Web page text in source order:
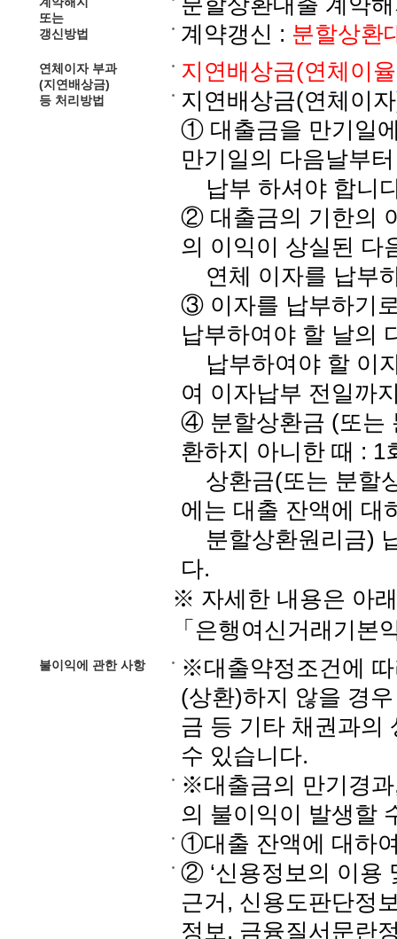
또는
갱신방법
계약갱신 : 분할상환
연체이자 부과
(지연배상금)
등 처리방법
지연배상금(연체이
지연배상금(연체이
① 대출금을 만기일
만기일의 다음날부
납부 하셔야 합니
② 대출금의 기한의
의 이익이 상실된 다
연체 이자를 납부
③ 이자를 납부하기
납부하여야 할 날의
납부하여야 할 이
여 이자납부 전일까
④ 분할상환금 (또는
환하지 아니한 때 : 1
상환금(또는 분할
에는 대출 잔액에 대
분할상환원리금)
다.
※ 자세한 내용은 아
「은행여신거래기
불이익에 관한 사항
※대출약정조건에
(상환)하지 않을 경
금 등 기타 채권과의
수 있습니다.
※대출금의 만기경
의 불이익이 발생할
①대출 잔액에 대하
② ‘신용정보의 이용
근거, 신용도판단정
정보, 금융질서문란